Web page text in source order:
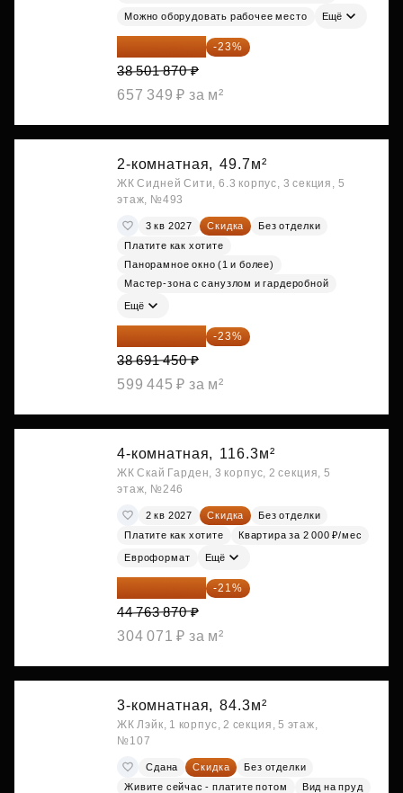
Можно оборудовать рабочее место Ещё
29 646 440 ₽ -23%
38 501 870 ₽
657 349 ₽ за м²
2-комнатная, 49.7м²
ЖК Сидней Сити, 6.3 корпус, 3 секция, 5
этаж, №493
3 кв 2027 Скидка
Без отделки
Платите как хотите
Панорамное окно (1 и более)
Мастер-зона с санузлом и гардеробной
Ещё
29 792 417 ₽ -23%
38 691 450 ₽
599 445 ₽ за м²
4-комнатная, 116.3м²
ЖК Скай Гарден, 3 корпус, 2 секция, 5
этаж, №246
2 кв 2027 Скидка
Без отделки
Платите как хотите
Квартира за 2 000 ₽/мес
Евроформат Ещё
35 363 457 ₽ -21%
44 763 870 ₽
304 071 ₽ за м²
3-комнатная, 84.3м²
ЖК Лэйк, 1 корпус, 2 секция, 5 этаж,
№107
Сдана Скидка
Без отделки
Живите сейчас - платите потом
Вид на пруд